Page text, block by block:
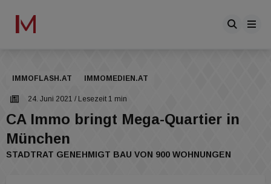
IMMOFLASH.AT IMMOMEDIEN.AT
24. Juni 2021 / Lesezeit 1 min
CA Immo bringt Mega-Quartier in
München
STADTRAT GENEHMIGT BAU VON 900 WOHNUNGEN